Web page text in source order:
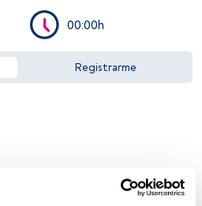
00:00h
Registrarme